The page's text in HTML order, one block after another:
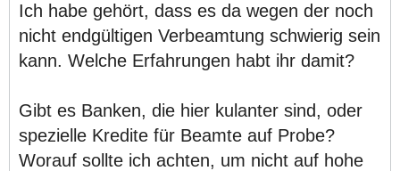
Ich habe gehört, dass es da wegen der noch
nicht endgültigen Verbeamtung schwierig sein
kann. Welche Erfahrungen habt ihr damit?
Gibt es Banken, die hier kulanter sind, oder
spezielle Kredite für Beamte auf Probe?
Worauf sollte ich achten, um nicht auf hohe